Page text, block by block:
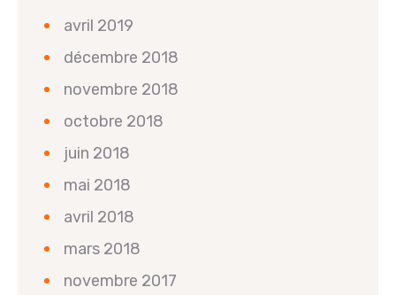
avril 2019
décembre 2018
novembre 2018
octobre 2018
juin 2018
mai 2018
avril 2018
mars 2018
novembre 2017